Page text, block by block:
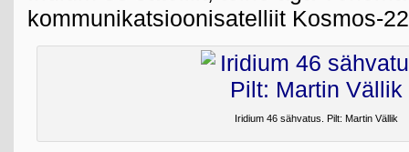
kommunikatsioonisatelliit Kosmos-
Iridium 46 sähvatus. Pilt: Martin Vällik